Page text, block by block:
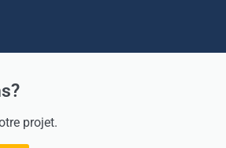
projet.